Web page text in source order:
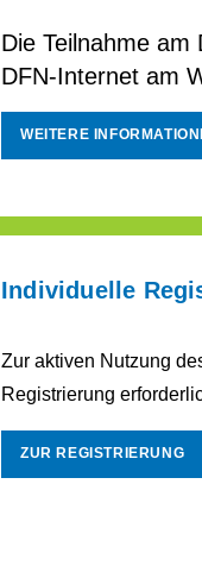
Die Teilnahme
DFN-Internet am
WEITERE
Individuelle
Zur aktiven Nutzung
Registrierung
ZUR REGISTRIERUNG